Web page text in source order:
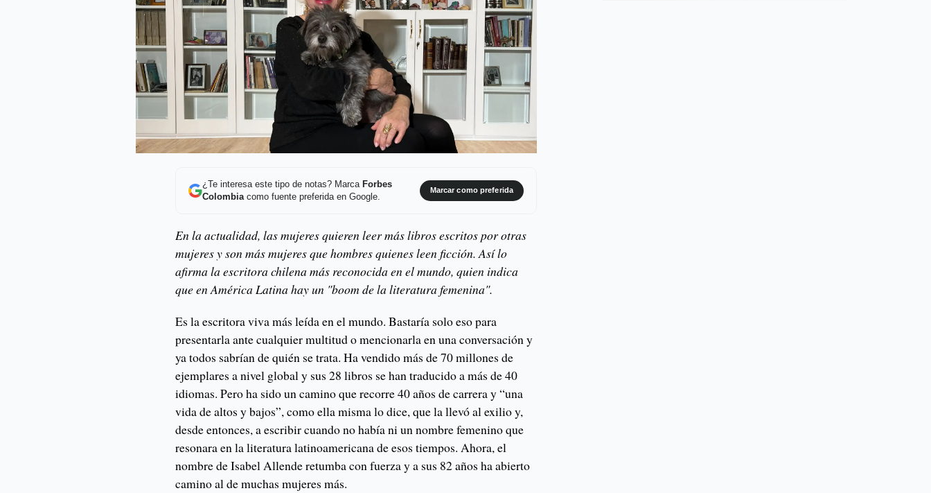
¿Te interesa este tipo de notas? Marca Forbes
Colombiacomo fuente preferida en Google.
Marcar como preferida
En la actualidad, las mujeres quieren leer más libros escritos por otras
mujeres y son más mujeres que hombres quienes leen ficción. Así lo
afirma la escritora chilena más reconocida en el mundo, quien indica
que en América Latina hay un "boom de la literatura femenina".
Es la escritora viva más leída en el mundo. Bastaría solo eso para
presentarla ante cualquier multitud o mencionarla en una conversación y
ya todos sabrían de quién se trata. Ha vendido más de 70 millones de
ejemplares a nivel global y sus 28 libros se han traducido a más de 40
idiomas. Pero ha sido un camino que recorre 40 años de carrera y “una
vida de altos y bajos”, como ella misma lo dice, que la llevó al exilio y,
desde entonces, a escribir cuando no había ni un nombre femenino que
resonara en la literatura latinoamericana de esos tiempos. Ahora, el
nombre de Isabel Allende retumba con fuerza y a sus 82 años ha abierto
camino al de muchas mujeres más.